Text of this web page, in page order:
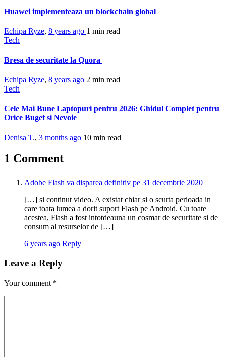
Huawei implementeaza un blockchain global
Echipa Ryze, 8 years ago 1 min read
Tech
Bresa de securitate la Quora
Echipa Ryze, 8 years ago 2 min read
Tech
Cele Mai Bune Laptopuri pentru 2026: Ghidul Complet pentru
Orice Buget si Nevoie
Denisa T., 3 months ago 10 min read
1 Comment
Adobe Flash va disparea definitiv pe 31 decembrie 2020
[…] si continut video. A existat chiar si o scurta perioada in
care toata lumea a dorit suport Flash pe Android. Cu toate
acestea, Flash a fost intotdeauna un cosmar de securitate si de
consum al resurselor de […]
6 years ago Reply
Leave a Reply
Your comment *